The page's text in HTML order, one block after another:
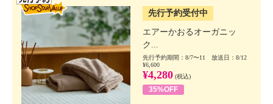
先行予約受付中
エアーかおるオーガニッ
ク...
先行予約期間：8/7〜11 放送日：8/12
¥6,600
¥4,280 (税込)
35%OFF